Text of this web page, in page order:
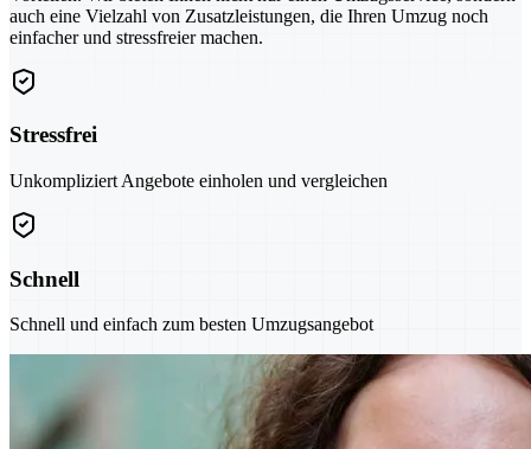
auch eine Vielzahl von Zusatzleistungen, die Ihren Umzug noch
einfacher und stressfreier machen.
Stressfrei
Unkompliziert Angebote einholen und vergleichen
Schnell
Schnell und einfach zum besten Umzugsangebot